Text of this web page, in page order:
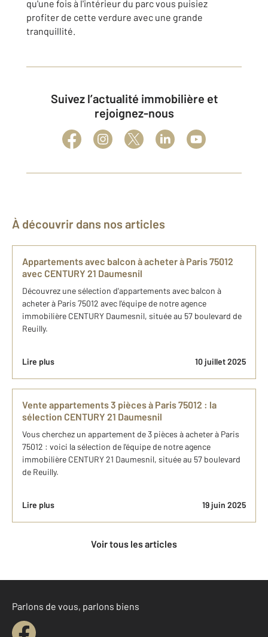
qu'une fois à l'intérieur du parc vous puisiez
profiter de cette verdure avec une grande
tranquillité.
Suivez l’actualité immobilière et
rejoignez-nous
À découvrir dans nos articles
Appartements avec balcon à acheter à Paris 75012
avec CENTURY 21 Daumesnil
Découvrez une sélection d'appartements avec balcon à
acheter à Paris 75012 avec l'équipe de notre agence
immobilière CENTURY Daumesnil, située au 57 boulevard de
Reuilly.
Lire plus 10 juillet 2025
Vente appartements 3 pièces à Paris 75012 : la
sélection CENTURY 21 Daumesnil
Vous cherchez un appartement de 3 pièces à acheter à Paris
75012 : voici la sélection de l'équipe de notre agence
immobilière CENTURY 21 Daumesnil, située au 57 boulevard
de Reuilly.
Lire plus 19 juin 2025
Voir tous les articles
Parlons de vous, parlons biens